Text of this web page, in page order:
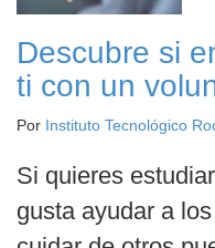
Descubre si
ti con un
Por Instituto Tecnológico
Si quieres
gusta ayudar a